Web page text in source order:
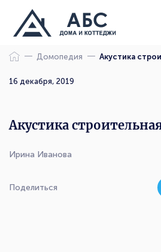
Домопедия Акустика
Ирина Иванова
16 декабря, 2019
Акустика
Поделиться